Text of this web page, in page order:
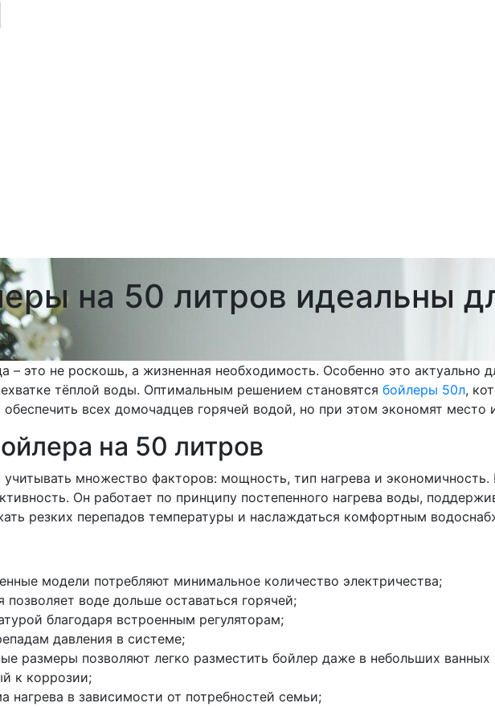
на 50 литров идеальны
– это не роскошь, а жизненная необходимость. Особенно это актуально
тёплой воды. Оптимальным решением становятся бойлеры 50л,
всех домочадцев горячей водой, но при этом экономят место
на 50 литров
множество факторов: мощность, тип нагрева и
Он работает по принципу постепенного нагрева воды,
резких перепадов температуры и наслаждаться комфортным
модели потребляют минимальное количество электричества;
позволяет воде дольше оставаться горячей;
благодаря встроенным регуляторам;
давления в системе;
размеры позволяют легко разместить бойлер даже в небольших ванных
к коррозии;
в зависимости от потребностей семьи;